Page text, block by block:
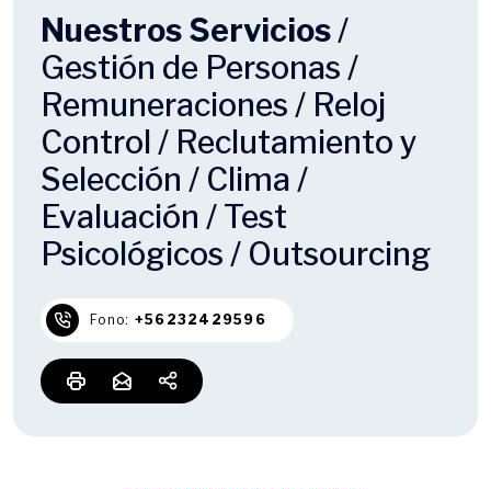
Nuestros Servicios /
Gestión de Personas /
Remuneraciones / Reloj
Control / Reclutamiento y
Selección / Clima /
Evaluación / Test
Psicológicos / Outsourcing
Fono: +56232429596